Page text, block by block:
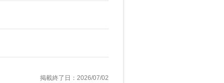
掲載終了日：2026/07/02